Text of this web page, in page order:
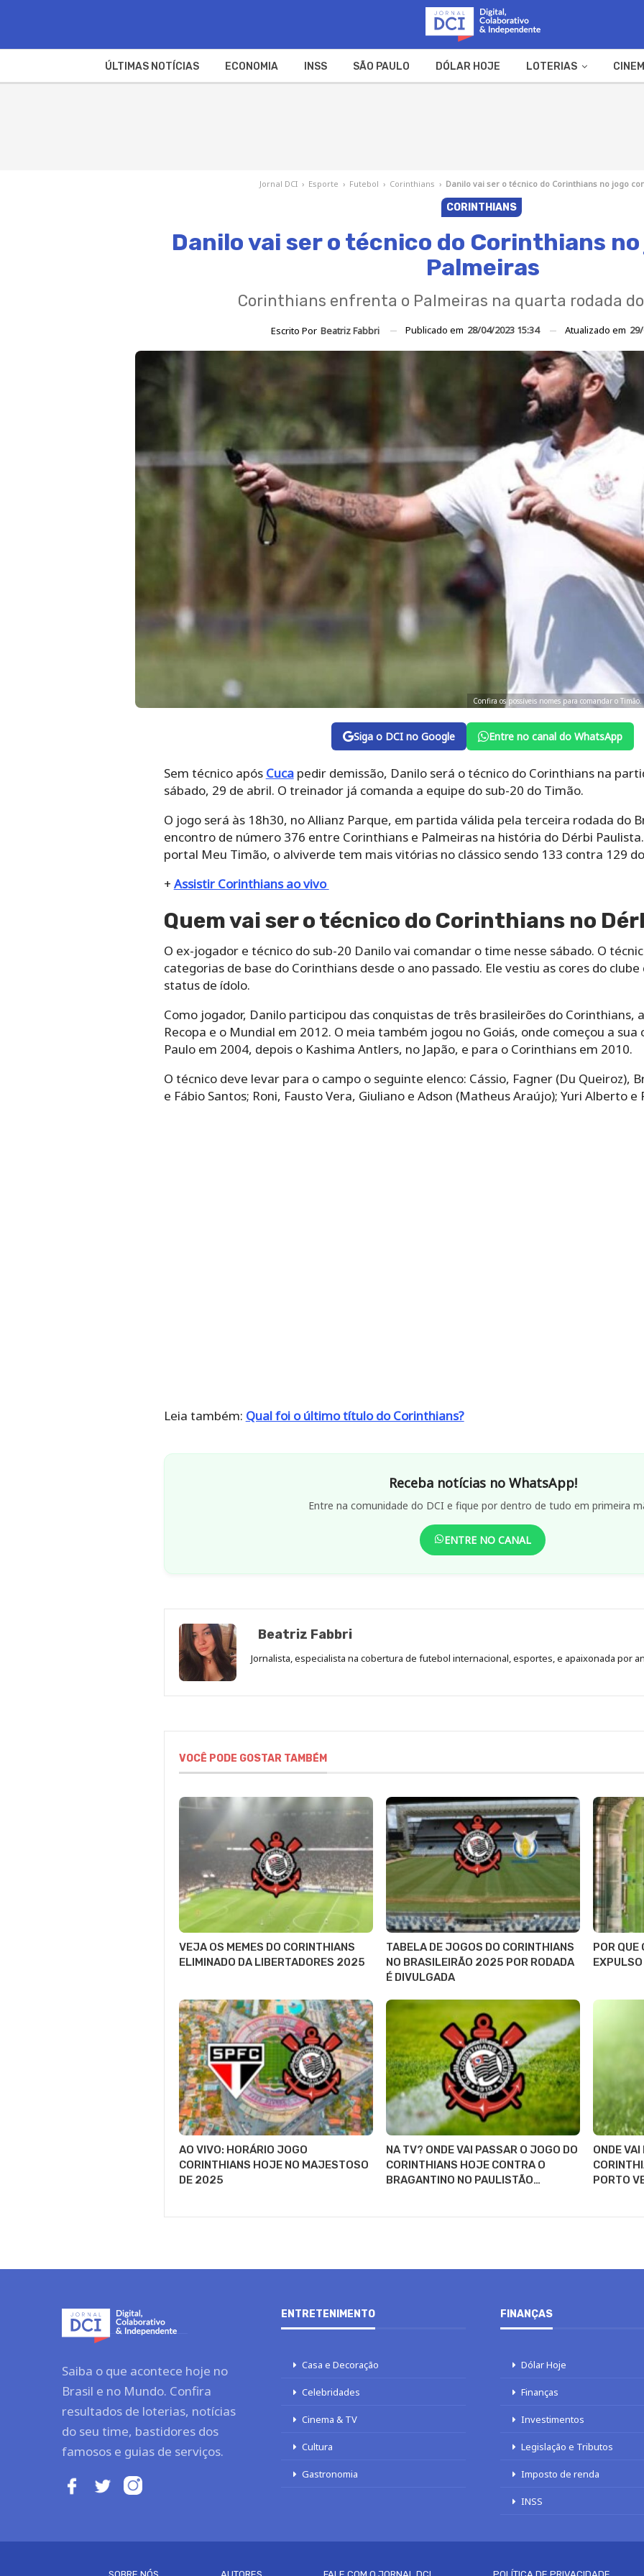
ÚLTIMAS NOTÍCIAS ECONOMIA INSS SÃO PAULO DÓLAR HOJE LOTERIAS
Jornal DCI › Esporte › Futebol › Corinthians › Danilo vai ser o técnico do Corinthians no jogo
CORINTHIANS
Danilo vai ser o técnico do Corinthians
Palmeiras
Corinthians enfrenta o Palmeiras na quarta rodada
Escrito Por Beatriz Fabbri Publicado em 28/04/2023 15:34 Atualizado em
Confira os possíveis nomes para comandar o
Siga o DCI no Google Entre no canal do WhatsApp
Sem técnico após Cucapedir demissão, Danilo será o técnico do Corinthians na
sábado, 29 de abril. O treinador já comanda a equipe do sub-20 do Timão.
O jogo será às 18h30, no Allianz Parque, em partida válida pela terceira rodada do
encontro de número 376 entre Corinthians e Palmeiras na história do Dérbi
portal Meu Timão, o alviverde tem mais vitórias no clássico sendo 133 contra 129
+ Assistir Corinthians ao vivo
Quem vai ser o técnico do Corinthians no
O ex-jogador e técnico do sub-20 Danilo vai comandar o time nesse sábado. O
categorias de base do Corinthians desde o ano passado. Ele vestiu as cores do
status de ídolo.
Como jogador, Danilo participou das conquistas de três brasileirões do Corinthians,
Recopa e o Mundial em 2012. O meia também jogou no Goiás, onde começou a sua
Paulo em 2004, depois o Kashima Antlers, no Japão, e para o Corinthians em 2010.
O técnico deve levar para o campo o seguinte elenco: Cássio, Fagner (Du Queiroz),
e Fábio Santos; Roni, Fausto Vera, Giuliano e Adson (Matheus Araújo); Yuri Alberto e
Leia também: Qual foi o último título do Corinthians?
Receba notícias no WhatsApp!
Entre na comunidade do DCI e fique por dentro de tudo em primeira
ENTRE NO CANAL
Beatriz Fabbri
Jornalista, especialista na cobertura de futebol internacional, esportes, e apaixonada por
VOCÊ PODE GOSTAR TAMBÉM
VEJA OS MEMES DO CORINTHIANS
ELIMINADO DA LIBERTADORES 2025
TABELA DE JOGOS DO CORINTHIANS
NO BRASILEIRÃO 2025 POR RODADA
É DIVULGADA
POR QUE
AO VIVO: HORÁRIO JOGO
CORINTHIANS HOJE NO MAJESTOSO
DE 2025
NA TV? ONDE VAI PASSAR O JOGO DO
CORINTHIANS HOJE CONTRA O
BRAGANTINO NO PAULISTÃO…
ONDE
PORTO
Saiba o que acontece hoje no
Brasil e no Mundo. Confira
resultados de loterias, notícias
do seu time, bastidores dos
famosos e guias de serviços.
ENTRETENIMENTO
Casa e Decoração
Celebridades
Cinema & TV
Cultura
Gastronomia
FINANÇAS
Dólar Hoje
Finanças
Investimentos
Legislação e Tributos
Imposto de renda
INSS